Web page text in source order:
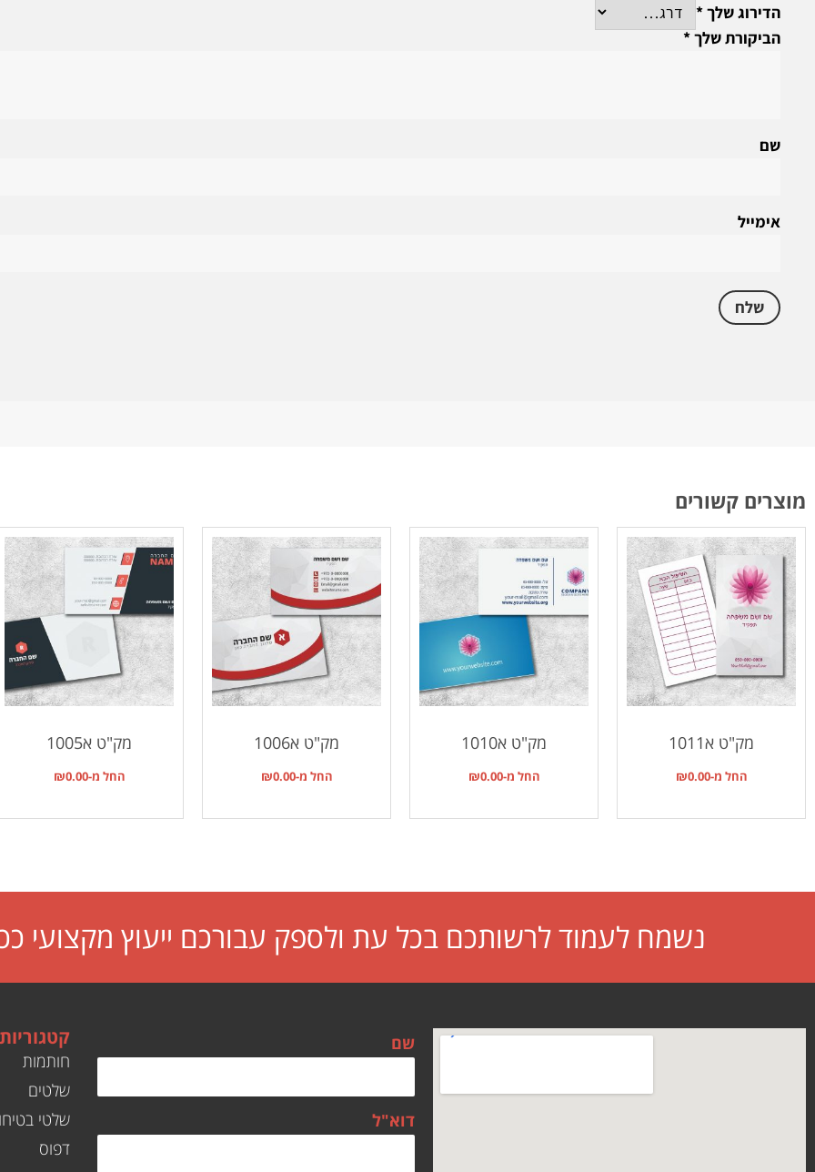
הדירוג שלך*
הביקורת שלך*
שם
אימייל
מוצרים קשורים
מק"ט א1011
החל מ- ₪0.00
מק"ט א1010
החל מ- ₪0.00
מק"ט א1006
החל מ- ₪0.00
מק"ט א1005
החל מ- ₪0.00
נשמח לעמוד לרשותכם בכל עת ולספק עבורכם ייעוץ מקצועי
שם
דוא"ל
חותמות
שלטים
שלטי
דפוס